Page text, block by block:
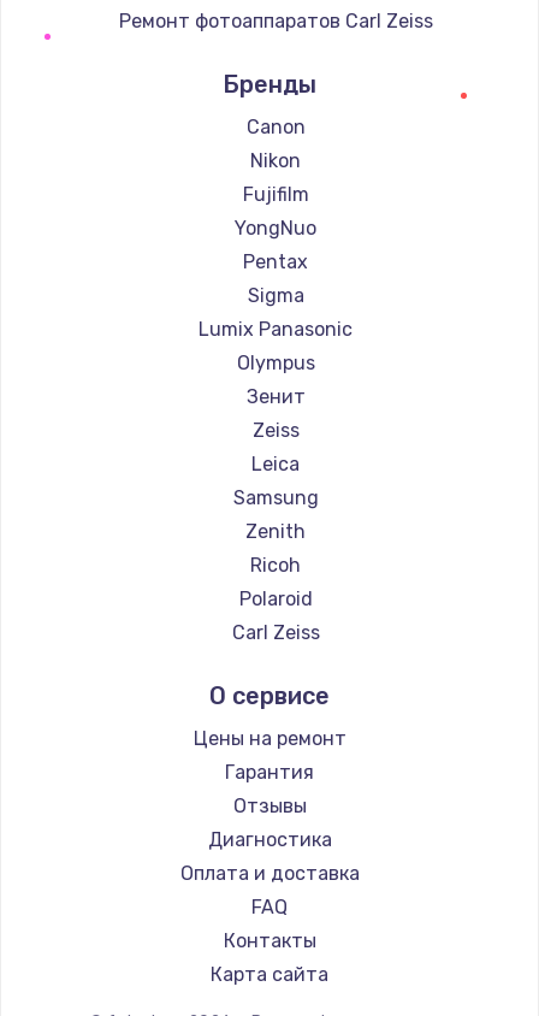
Ремонт фотоаппаратов Carl Zeiss
Ремонт фотоаппаратов LUMIX
Ремонт фотоаппаратов Kodak
Ремонт фотоаппаратов Blackmagic
Бренды
Canon
Nikon
Fujifilm
YongNuo
Pentax
Sigma
Lumix Panasonic
Olympus
Зенит
Zeiss
Leica
Samsung
Zenith
Ricoh
Polaroid
Carl Zeiss
LUMIX
Kodak
Blackmagic
О сервисе
Цены на ремонт
Гарантия
Отзывы
Диагностика
Оплата и доставка
FAQ
Контакты
Карта сайта